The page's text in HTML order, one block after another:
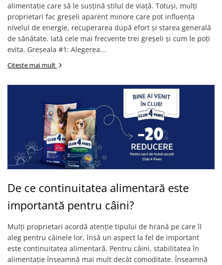
alimentație care să le susțină stilul de viață. Totuși, mulți
proprietari fac greșeli aparent minore care pot influența
nivelul de energie, recuperarea după efort și starea generală
de sănătate. Iată cele mai frecvente trei greșeli și cum le poți
evita. Greșeala #1: Alegerea...
Citeste mai mult
De ce continuitatea alimentară este
importantă pentru câini?
Mulți proprietari acordă atenție tipului de hrană pe care îl
aleg pentru câinele lor, însă un aspect la fel de important
este continuitatea alimentară. Pentru câini, stabilitatea în
alimentație înseamnă mai mult decât comoditate. Înseamnă